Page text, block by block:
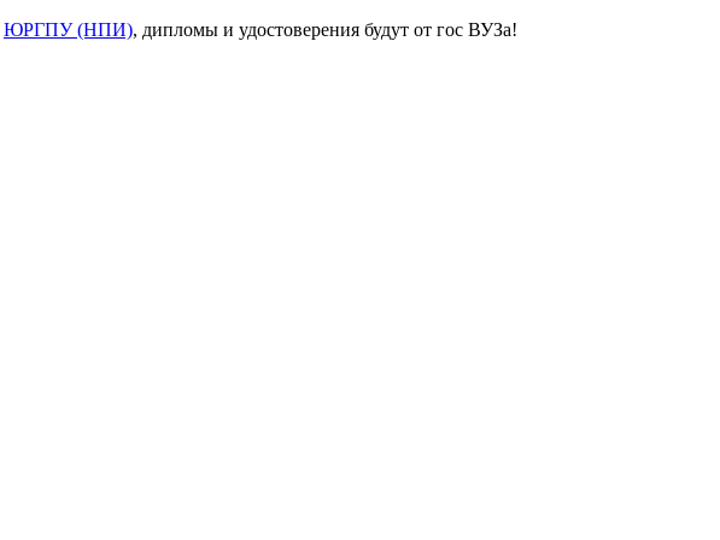
ЮРГПУ (НПИ), дипломы и удостоверения будут от гос ВУЗа!